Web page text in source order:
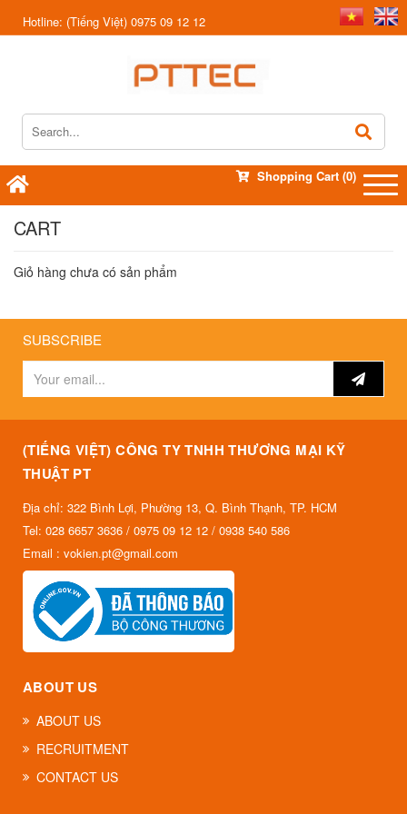
Hotline: (Tiếng Việt) 0975 09 12 12
Shopping Cart (0)
CART
Giỏ hàng chưa có sản phẩm
SUBSCRIBE
(TIẾNG VIỆT) CÔNG TY TNHH THƯƠNG MẠI KỸ
THUẬT PT
Địa chỉ: 322 Bình Lợi, Phường 13, Q. Bình Thạnh, TP. HCM
Tel: 028 6657 3636 / 0975 09 12 12 / 0938 540 586
Email : vokien.pt@gmail.com
ABOUT US
ABOUT US
RECRUITMENT
CONTACT US